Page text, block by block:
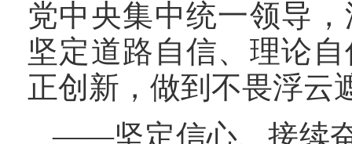
党中央集中统一领导
坚定道路自信、理论
正创新，做到不畏浮云
——坚定信心、接续